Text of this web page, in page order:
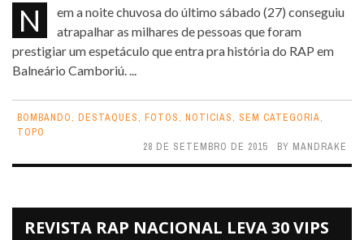
Nem a noite chuvosa do último sábado (27) conseguiu
atrapalhar as milhares de pessoas que foram
prestigiar um espetáculo que entra pra história do RAP em
Balneário Camboriú. ...
BOMBANDO, DESTAQUES, FOTOS, NOTICIAS, SEM CATEGORIA,
TOPO
28 DE SETEMBRO DE 2015
BY MANDRAKE
REVISTA RAP NACIONAL LEVA 30 VIPS